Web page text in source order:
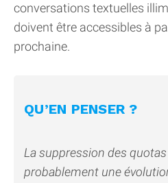
conversations textuelles
doivent être accessibles à
prochaine.
QU’EN PENSER ?
La suppression des
probablement une